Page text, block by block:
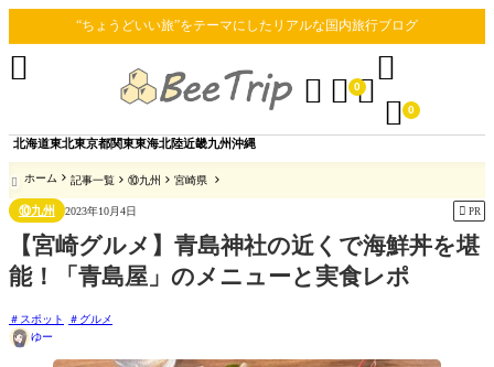
“ちょうどいい旅”をテーマにしたリアルな国内旅行ブログ
北海道東北東京都関東東海北陸近畿九州沖縄
  0

 0

 ホーム 記事一覧 ⑩九州 宮崎県
⑩九州 2023年10月4日  PR
【宮崎グルメ】青島神社の近くで海鮮丼を堪
能！「青島屋」のメニューと実食レポ
スポット
グルメ
ゆー